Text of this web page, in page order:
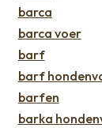
barca
barca voer
barf
barf
barfen
barka